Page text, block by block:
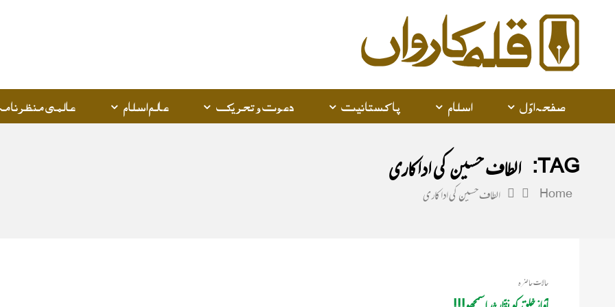
Karwan
صفحہ اوّل اسلام پاکستانیت دعوت و تحریک عالم اسلام عالمی
TAG: الطاف حسین کی اداکاری
Home الطاف حسین کی اداکاری
حالات حاضرہ